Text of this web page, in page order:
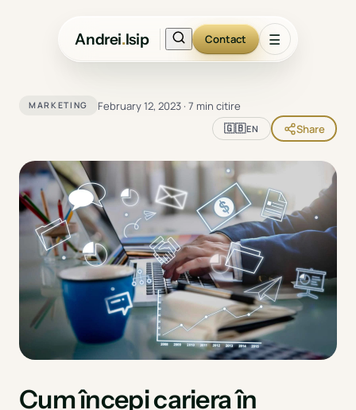
Andrei.Isip Contact ☰
MARKETING February 12, 2023 ·7 min citire
🇬🇧EN Share
Cum începi cariera în